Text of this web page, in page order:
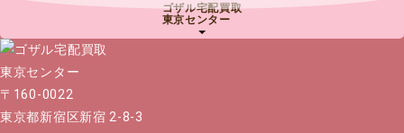
ゴザル宅配買取
東京センター
〒160-0022
東京都新宿区新宿 2-8-3